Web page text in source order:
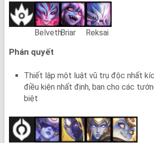
BelvethBriar Reksai
Phán quyết
Thiết lập một luật vũ trụ độc nhất
điều kiện nhất định, ban cho các
biệt